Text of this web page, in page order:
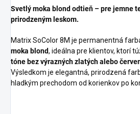
Svetlý moka blond odtieň – pre jemne
prirodzeným leskom.
Matrix SoColor 8M je permanentná
moka blond, ideálna pre klientov, ktorí
tóne bez výrazných zlatých alebo
Výsledkom je elegantná, prirodzená
hladkým prechodom od korienkov po